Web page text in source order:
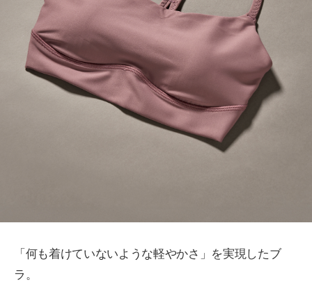
「何も着けていないような軽やかさ」を実現したブ
ラ。